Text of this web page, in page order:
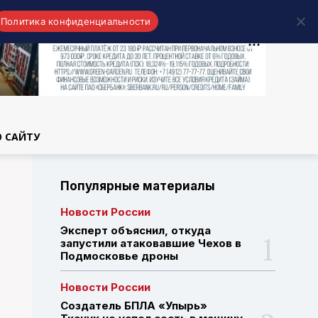
САЙТУ
Популярные материалы
Новости России
Эксперт объяснил, откуда
запустили атаковавшие Чехов в
Подмосковье дроны
Новости России
Создатель БПЛА «Упырь»
Политика конфиденциальности